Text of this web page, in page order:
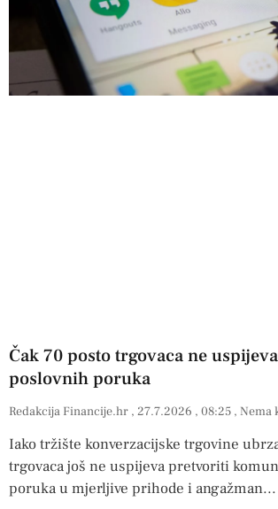
Čak 70 posto trgovaca ne
poslovnih poruka
Redakcija Financije.hr 27.7.2026 08:25 Nema
Iako tržište konverzacijske trgovine
trgovaca još ne uspijeva pretvoriti
poruka u mjerljive prihode i angažman